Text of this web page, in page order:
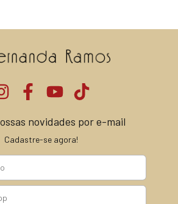
novidades por e-mail
Cadastre-se agora!